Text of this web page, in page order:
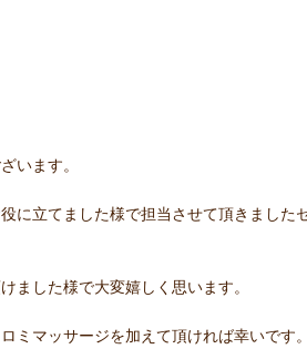
います。
に立てました様で担当させて頂きました
ました様で大変嬉しく思います。
ミマッサージを加えて頂ければ幸いです